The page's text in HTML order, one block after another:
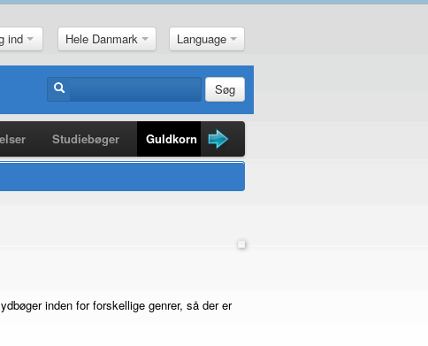
ind Hele Danmark Language
Søg
Studiebøger Guldkorn Nyheder
inden for forskellige genrer, så der er